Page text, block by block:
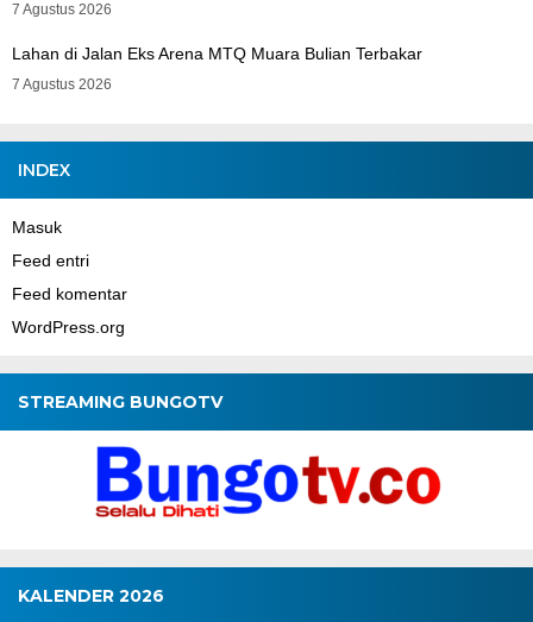
7 Agustus 2026
Lahan di Jalan Eks Arena MTQ Muara Bulian Terbakar
7 Agustus 2026
INDEX
Masuk
Feed entri
Feed komentar
WordPress.org
STREAMING BUNGOTV
KALENDER 2026